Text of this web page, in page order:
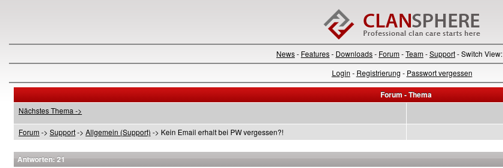
News- Features- Downloads- Forum-Team-Support- Switch View:
Login - Registrierung - Passwort vergessen
Forum - Thema
Nächstes Thema ->
Forum-> Support-> Allgemein (Support) -> Kein Email erhalt bei PW vergessen?!
Antworten: 21